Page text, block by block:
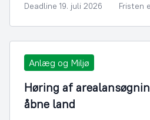
Deadline 19. juli 2026 Fristen
Anlæg og Miljø
Høring af
åbne land